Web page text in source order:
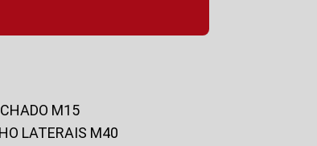
M15
LATERAIS M40